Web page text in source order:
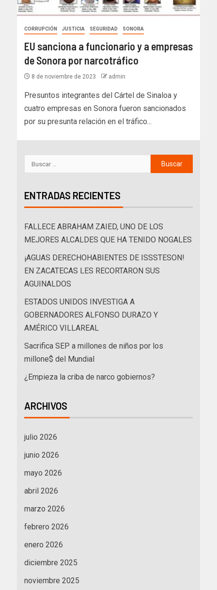
CORRUPCIÓN JUSTICIA SEGURIDAD SONORA
EU sanciona a funcionario y a empresas
de Sonora por narcotráfico
8 de noviembre de 2023 admin
Presuntos integrantes del Cártel de Sinaloa y
cuatro empresas en Sonora fueron sancionados
por su presunta relación en el tráfico...
ENTRADAS RECIENTES
FALLECE ABRAHAM ZAIED, UNO DE LOS
MEJORES ALCALDES QUE HA TENIDO NOGALES
¡AGUAS DERECHOHABIENTES DE ISSSTESON!
EN ZACATECAS LES RECORTARON SUS
AGUINALDOS
ESTADOS UNIDOS INVESTIGA A
GOBERNADORES ALFONSO DURAZO Y
AMÉRICO VILLAREAL
Sacrifica SEP a millones de niños por los
millone$ del Mundial
¿Empieza la criba de narco gobiernos?
ARCHIVOS
julio 2026
junio 2026
mayo 2026
abril 2026
marzo 2026
febrero 2026
enero 2026
diciembre 2025
noviembre 2025